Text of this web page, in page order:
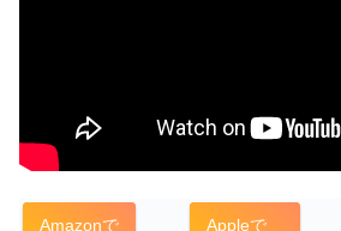
Amazonで Appleで